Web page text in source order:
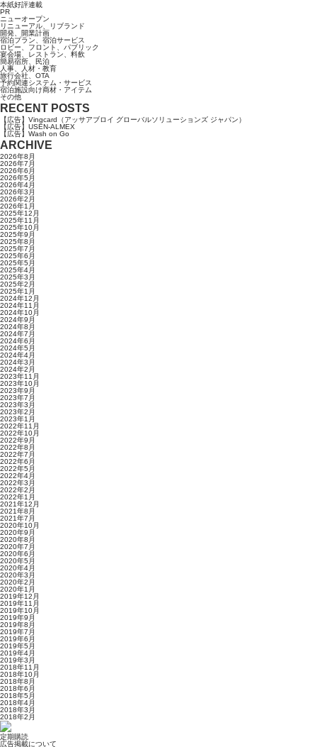
本紙好評連載
PR
ニューオープン
リニューアル、リブランド
開発、開業計画
宿泊プラン、宿泊サービス
ロビー、フロント、パブリック
宴会場、レストラン、料飲
簡易宿所、民泊
人事、人材・教育
旅行会社、OTA
予約関連システム・サービス
宿泊施設向け商材・アイテム
その他
RECENT POSTS
【広告】Vingcard（アッサアブロイ グローバルソリューションズ ジャパン）
【広告】USEN-ALMEX
【広告】Wash on Go
ARCHIVE
2026年8月
2026年7月
2026年6月
2026年5月
2026年4月
2026年3月
2026年2月
2026年1月
2025年12月
2025年11月
2025年10月
2025年9月
2025年8月
2025年7月
2025年6月
2025年5月
2025年4月
2025年3月
2025年2月
2025年1月
2024年12月
2024年11月
2024年10月
2024年9月
2024年8月
2024年7月
2024年6月
2024年5月
2024年4月
2024年3月
2024年2月
2023年11月
2023年10月
2023年9月
2023年7月
2023年3月
2023年2月
2023年1月
2022年11月
2022年10月
2022年9月
2022年8月
2022年7月
2022年6月
2022年5月
2022年4月
2022年3月
2022年2月
2022年1月
2021年12月
2021年8月
2021年7月
2020年10月
2020年9月
2020年8月
2020年7月
2020年6月
2020年5月
2020年4月
2020年3月
2020年2月
2020年1月
2019年12月
2019年11月
2019年10月
2019年9月
2019年8月
2019年7月
2019年6月
2019年5月
2019年4月
2019年3月
2018年11月
2018年10月
2018年8月
2018年6月
2018年5月
2018年4月
2018年3月
2018年2月
定期購読
広告掲載について